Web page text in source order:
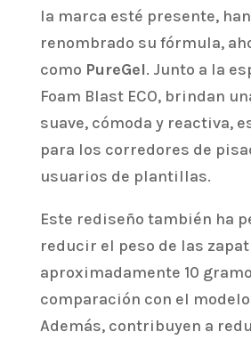
la marca esté presente,
renombrado su fórmula,
como PureGel. Junto a la
Foam Blast ECO, brindan
suave, cómoda y reactiva,
para los corredores de
usuarios de plantillas.
Este rediseño también ha
reducir el peso de las
aproximadamente 10
comparación con el
Además, contribuyen a